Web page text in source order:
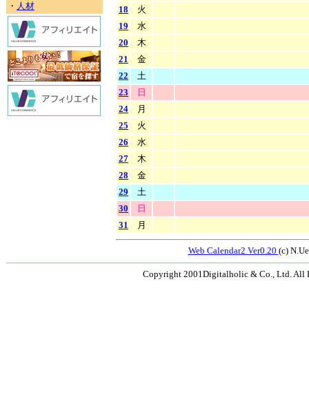
・ 人材
18
火
19
水
20
木
21
金
22
土
23
日
24
月
25
火
26
水
27
木
28
金
29
土
30
日
31
月
Web Calendar2 Ver0.20 (c)
Copyright 2001Digitalholic & Co., Ltd. All